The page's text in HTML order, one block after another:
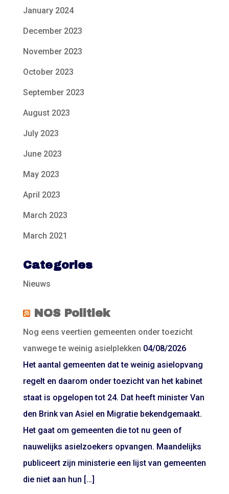
January 2024
December 2023
November 2023
October 2023
September 2023
August 2023
July 2023
June 2023
May 2023
April 2023
March 2023
March 2021
Categories
Nieuws
NOS Politiek
Nog eens veertien gemeenten onder toezicht
vanwege te weinig asielplekken 04/08/2026
Het aantal gemeenten dat te weinig asielopvang
regelt en daarom onder toezicht van het kabinet
staat is opgelopen tot 24. Dat heeft minister Van
den Brink van Asiel en Migratie bekendgemaakt.
Het gaat om gemeenten die tot nu geen of
nauwelijks asielzoekers opvangen. Maandelijks
publiceert zijn ministerie een lijst van gemeenten
die niet aan hun […]